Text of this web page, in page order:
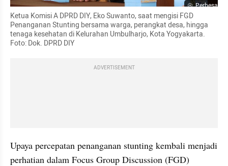
Perbesar
Ketua Komisi A DPRD DIY, Eko Suwanto, saat mengisi FGD
Penanganan Stunting bersama warga, perangkat desa, hingga
tenaga kesehatan di Kelurahan Umbulharjo, Kota Yogyakarta.
Foto: Dok. DPRD DIY
ADVERTISEMENT
Upaya percepatan penanganan stunting kembali menjadi
perhatian dalam Focus Group Discussion (FGD)